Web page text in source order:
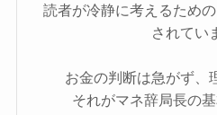
読者が冷静に考えるため
されてい
お金の判断は急がず、
それがマネ辞局長の